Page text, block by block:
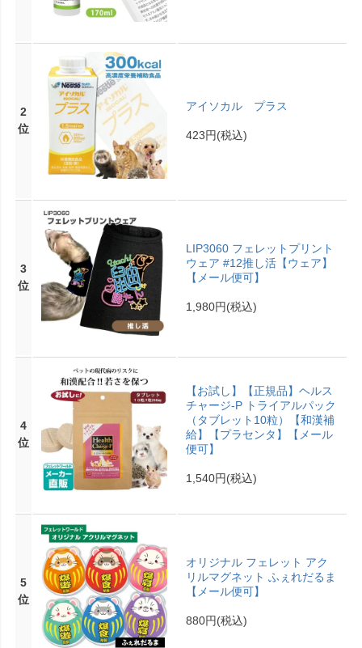
2
位
アイソカル プラス
423円(税込)
3
位
LIP3060 フェレットプリント
ウェア #12推し活【ウェア】
【メール便可】
1,980円(税込)
4
位
【お試し】【正規品】ヘルス
チャージ-P トライアルパック
（タブレット10粒）【和漢補
給】【プラセンタ】【メール
便可】
1,540円(税込)
5
位
オリジナル フェレット アク
リルマグネット ふぇれだるま
【メール便可】
880円(税込)